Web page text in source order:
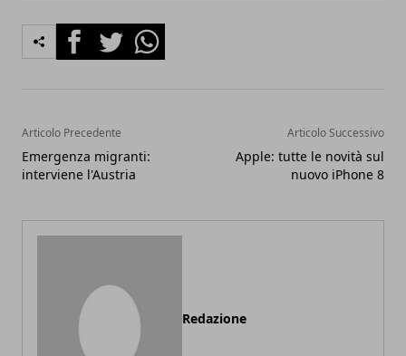
FacebookTwitterWhatsapp
Articolo Precedente
Emergenza migranti:
interviene l'Austria
Articolo Successivo
Apple: tutte le novità sul
nuovo iPhone 8
Redazione